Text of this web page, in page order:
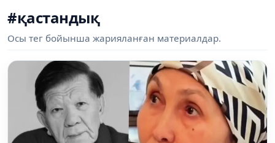
#қастандық
Осы тег бойынша жарияланған материалдар.